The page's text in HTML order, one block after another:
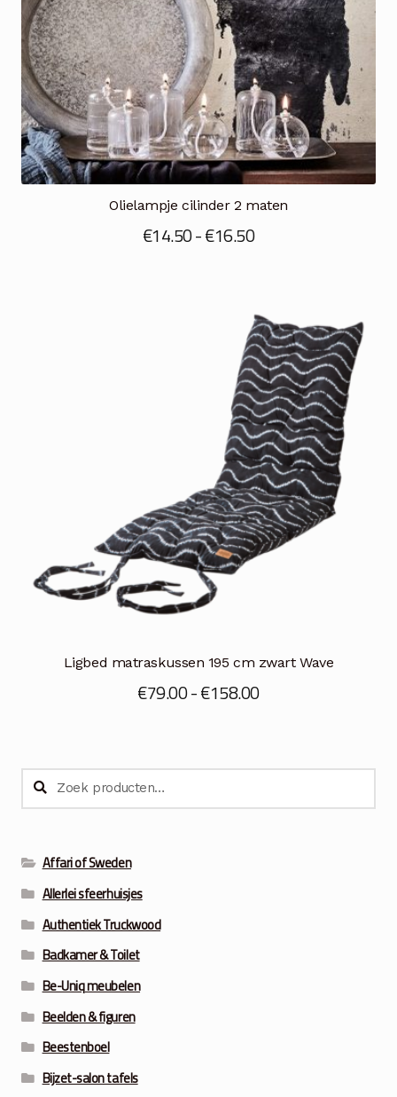
Olielampje cilinder 2 maten
€14.50-€16.50Prijsklasse:
€16.50
Ligbed matraskussen 195 cm zwart Wave
€79.00-€158.00Prijsklasse:
€158.00
Zoeken
naar:
Zoeken
Affari of Sweden
Allerlei sfeerhuisjes
Authentiek Truckwood
Badkamer & Toilet
Be-Uniq meubelen
Beelden & figuren
Beestenboel
Bijzet-salon tafels